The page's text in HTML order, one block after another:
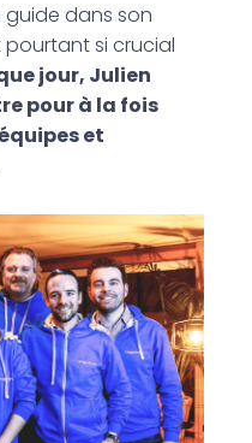
guide dans son
pourtant si crucial
jour, Julien
pour à la fois
et